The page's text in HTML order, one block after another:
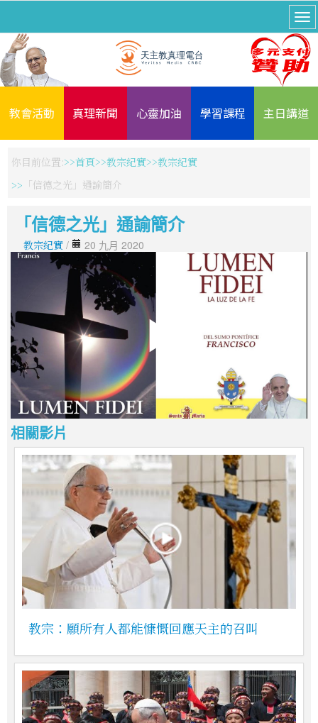
教會活動 真理新聞 心靈加油 學習課程 主日講道
你目前位置: 首頁 教宗紀實
教宗紀實
「信德之光」通諭簡介
「信德之光」通諭簡介
教宗紀實 / 20 九月 2020
相關影片
教宗：願所有人都能慷慨回應天主的召叫